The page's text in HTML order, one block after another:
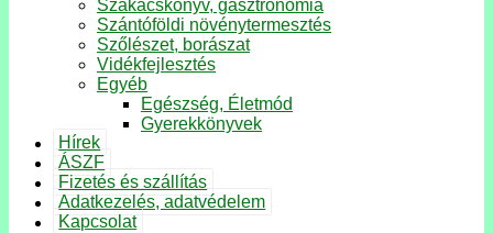
Szakácskönyv, gasztronómia
Szántóföldi növénytermesztés
Szőlészet, borászat
Vidékfejlesztés
Egyéb
Egészség, Életmód
Gyerekkönyvek
Hírek
ÁSZF
Fizetés és szállítás
Adatkezelés, adatvédelem
Kapcsolat